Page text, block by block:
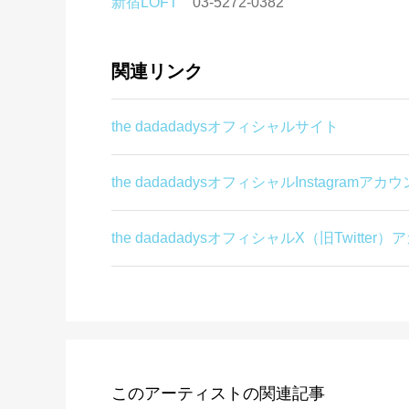
関連リンク
the dadadadysオフィシャルサイト
the dadadadysオフィシャルInstagramアカウ
the dadadadysオフィシャルX（旧Twitter）ア
このアーティストの関連記事